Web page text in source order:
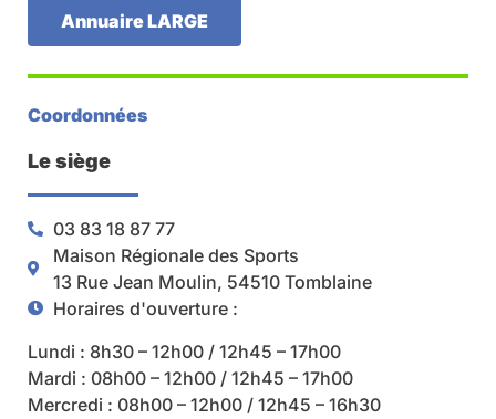
Annuaire LARGE
Coordonnées
Le siège
03 83 18 87 77
Maison Régionale des Sports
13 Rue Jean Moulin, 54510 Tomblaine
Horaires d'ouverture :
Lundi : 8h30 – 12h00 / 12h45 – 17h00
Mardi : 08h00 – 12h00 / 12h45 – 17h00
Mercredi : 08h00 – 12h00 / 12h45 – 16h30